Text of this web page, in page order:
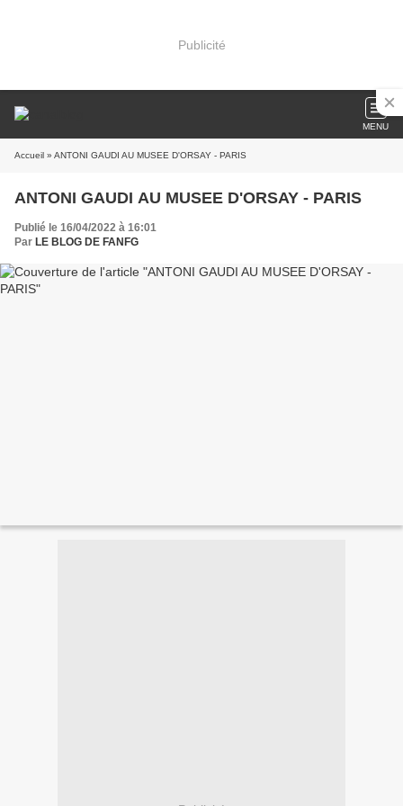
Publicité
MENU
Accueil » ANTONI GAUDI AU MUSEE D'ORSAY - PARIS
ANTONI GAUDI AU MUSEE D'ORSAY - PARIS
Publié le 16/04/2022 à 16:01
Par LE BLOG DE FANFG